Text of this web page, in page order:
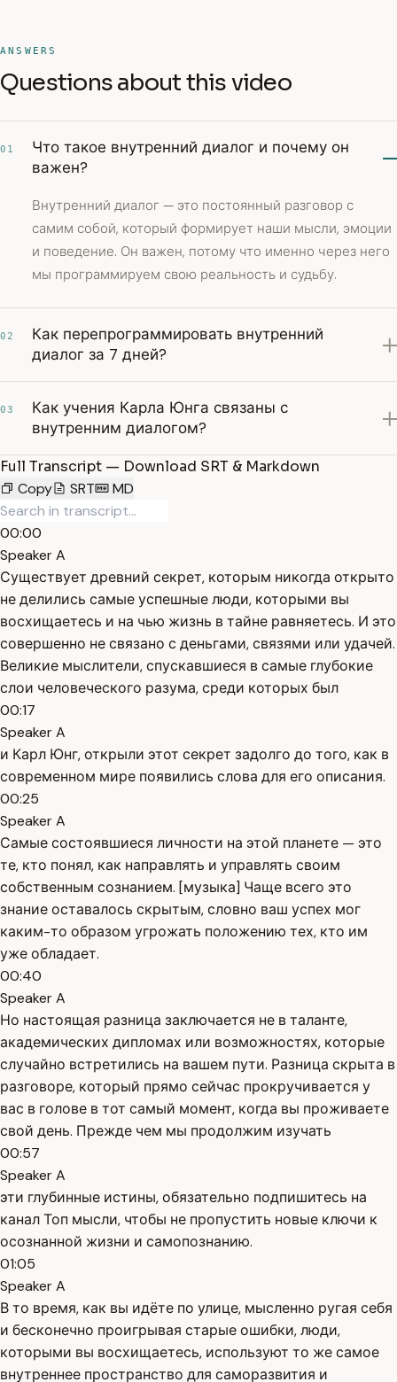
ANSWERS
Questions about this video
01
Что такое внутренний диалог и почему он
важен?
Внутренний диалог — это постоянный разговор с
самим собой, который формирует наши мысли, эмоции
и поведение. Он важен, потому что именно через него
мы программируем свою реальность и судьбу.
02
Как перепрограммировать внутренний
диалог за 7 дней?
03
Как учения Карла Юнга связаны с
внутренним диалогом?
Full Transcript — Download SRT & Markdown
Copy
SRT MD
00:00
Speaker A
Существует древний секрет, которым никогда открыто
не делились самые успешные люди, которыми вы
восхищаетесь и на чью жизнь в тайне равняетесь. И это
совершенно не связано с деньгами, связями или удачей.
Великие мыслители, спускавшиеся в самые глубокие
слои человеческого разума, среди которых был
00:17
Speaker A
и Карл Юнг, открыли этот секрет задолго до того, как в
современном мире появились слова для его описания.
00:25
Speaker A
Самые состоявшиеся личности на этой планете — это
те, кто понял, как направлять и управлять своим
собственным сознанием. [музыка] Чаще всего это
знание оставалось скрытым, словно ваш успех мог
каким-то образом угрожать положению тех, кто им
уже обладает.
00:40
Speaker A
Но настоящая разница заключается не в таланте,
академических дипломах или возможностях, которые
случайно встретились на вашем пути. Разница скрыта в
разговоре, который прямо сейчас прокручивается у
вас в голове в тот самый момент, когда вы проживаете
свой день. Прежде чем мы продолжим изучать
00:57
Speaker A
эти глубинные истины, обязательно подпишитесь на
канал Топ мысли, чтобы не пропустить новые ключи к
осознанной жизни и самопознанию.
01:05
Speaker A
В то время, как вы идёте по улице, мысленно ругая себя
и бесконечно проигрывая старые ошибки, люди,
которыми вы восхищаетесь, используют то же самое
внутреннее пространство для саморазвития и